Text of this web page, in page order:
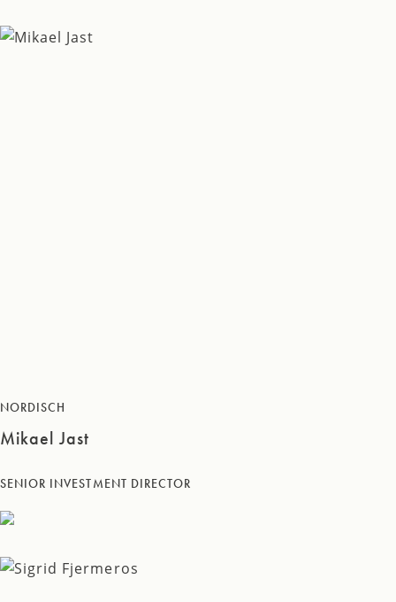
NORDISCH
Mikael Jast
SENIOR INVESTMENT DIRECTOR